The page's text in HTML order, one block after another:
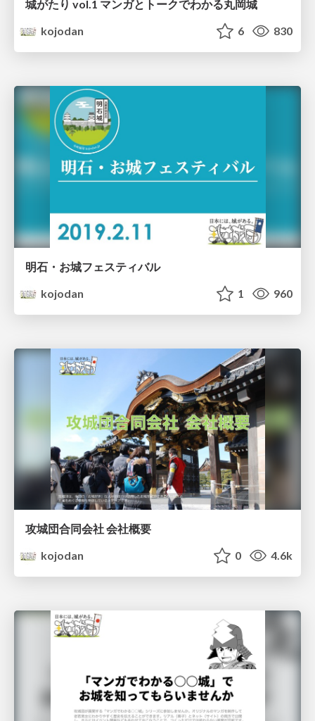
城がたり vol.1 マンガとトークでわかる丸岡城
kojodan
6 830
明石・お城フェスティバル
kojodan
1 960
攻城団合同会社 会社概要
kojodan
0 4.6k